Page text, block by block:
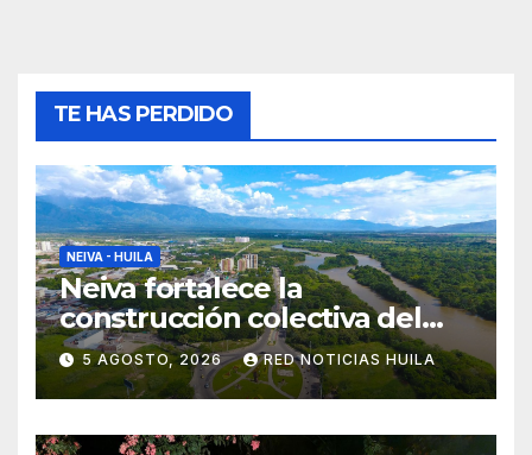
TE HAS PERDIDO
NEIVA - HUILA
Neiva fortalece la
construcción colectiva del
POT
5 AGOSTO, 2026 RED NOTICIAS HUILA